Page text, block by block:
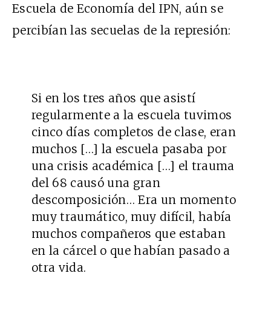
Escuela de Economía del IPN, aún se
percibían las secuelas de la represión:
Si en los tres años que asistí
regularmente a la escuela tuvimos
cinco días completos de clase, eran
muchos […] la escuela pasaba por
una crisis académica […] el trauma
del 68 causó una gran
descomposición… Era un momento
muy traumático, muy difícil, había
muchos compañeros que estaban
en la cárcel o que habían pasado a
otra vida.